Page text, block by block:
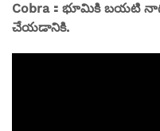
Cobra：భూమికి బయటి
చేయడానికి.